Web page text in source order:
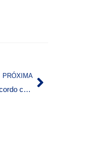
PRÓXIMA
Próximo desafio do setor é construir acordo com provedores de conteúdo, diz SindiTelebrasi